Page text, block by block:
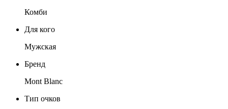
Комби
Для кого
Мужская
Бренд
Mont Blanc
Тип очков